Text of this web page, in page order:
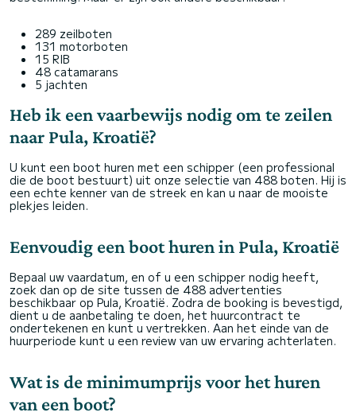
289 zeilboten
131 motorboten
15 RIB
48 catamarans
5 jachten
Heb ik een vaarbewijs nodig om te zeilen
naar Pula, Kroatië?
U kunt een boot huren met een schipper (een professional
die de boot bestuurt) uit onze selectie van 488 boten. Hij is
een echte kenner van de streek en kan u naar de mooiste
plekjes leiden.
Eenvoudig een boot huren in Pula, Kroatië
Bepaal uw vaardatum, en of u een schipper nodig heeft,
zoek dan op de site tussen de 488 advertenties
beschikbaar op Pula, Kroatië. Zodra de booking is bevestigd,
dient u de aanbetaling te doen, het huurcontract te
ondertekenen en kunt u vertrekken. Aan het einde van de
huurperiode kunt u een review van uw ervaring achterlaten.
Wat is de minimumprijs voor het huren
van een boot?